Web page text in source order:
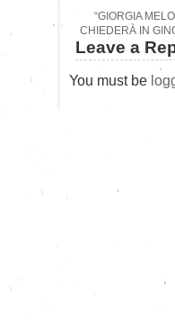
“GIORGIA
CHIEDERÀ IN
Leave a
You must be